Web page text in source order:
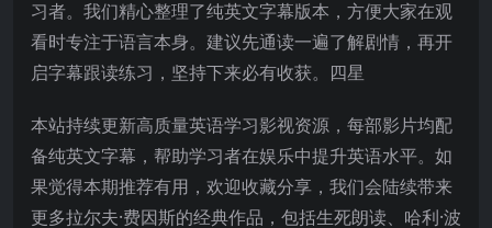
习者。我们精心整理了纯英文字幕版本，方便大家在观
看时专注于语言本身。建议先通读一遍了解剧情，再开
启字幕跟读练习，坚持下来必有收获。四星
本站持续更新高质量英语学习影视资源，每部影片均配
备纯英文字幕，帮助学习者在娱乐中提升英语水平。如
果觉得本期推荐有用，欢迎收藏分享，我们会陆续带来
更多拉尔夫·费因斯的经典作品，包括生死朗读、哈利·波